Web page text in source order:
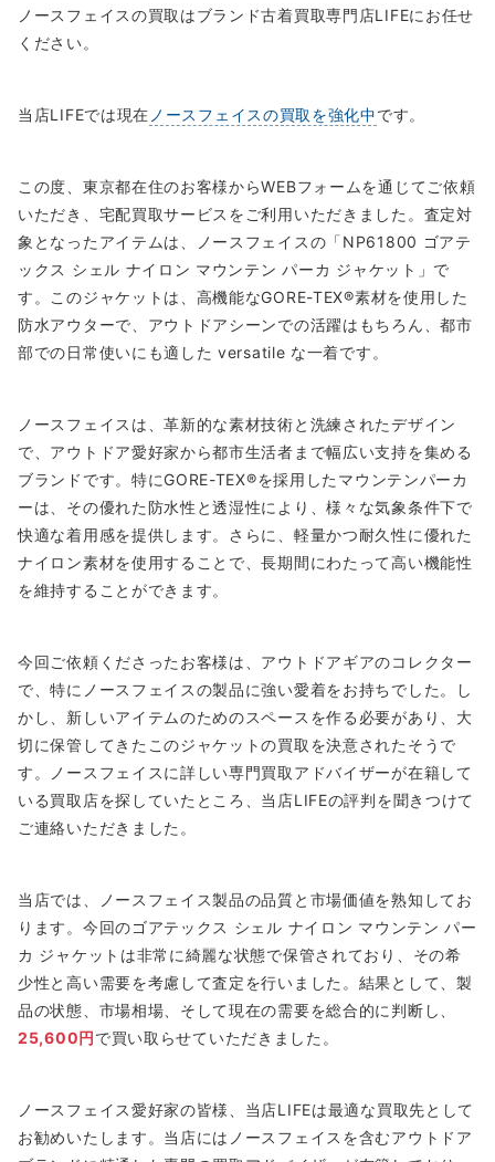
ノースフェイスの買取はブランド古着買取専門店LIFEにお任せ
ください。
当店LIFEでは現在 ノースフェイスの買取を強化中です。
この度、東京都在住のお客様からWEBフォームを通じてご依頼
いただき、宅配買取サービスをご利用いただきました。査定対
象となったアイテムは、ノースフェイスの「NP61800 ゴアテ
ックス シェル ナイロン マウンテン パーカ ジャケット」で
す。このジャケットは、高機能なGORE-TEX®素材を使用した
防水アウターで、アウトドアシーンでの活躍はもちろん、都市
部での日常使いにも適した versatile な一着です。
ノースフェイスは、革新的な素材技術と洗練されたデザイン
で、アウトドア愛好家から都市生活者まで幅広い支持を集める
ブランドです。特にGORE-TEX®を採用したマウンテンパーカ
ーは、その優れた防水性と透湿性により、様々な気象条件下で
快適な着用感を提供します。さらに、軽量かつ耐久性に優れた
ナイロン素材を使用することで、長期間にわたって高い機能性
を維持することができます。
今回ご依頼くださったお客様は、アウトドアギアのコレクター
で、特にノースフェイスの製品に強い愛着をお持ちでした。し
かし、新しいアイテムのためのスペースを作る必要があり、大
切に保管してきたこのジャケットの買取を決意されたそうで
す。ノースフェイスに詳しい専門買取アドバイザーが在籍して
いる買取店を探していたところ、当店LIFEの評判を聞きつけて
ご連絡いただきました。
当店では、ノースフェイス製品の品質と市場価値を熟知してお
ります。今回のゴアテックス シェル ナイロン マウンテン パー
カ ジャケットは非常に綺麗な状態で保管されており、その希
少性と高い需要を考慮して査定を行いました。結果として、製
品の状態、市場相場、そして現在の需要を総合的に判断し、
25,600円で買い取らせていただきました。
ノースフェイス愛好家の皆様、当店LIFEは最適な買取先として
お勧めいたします。当店にはノースフェイスを含むアウトドア